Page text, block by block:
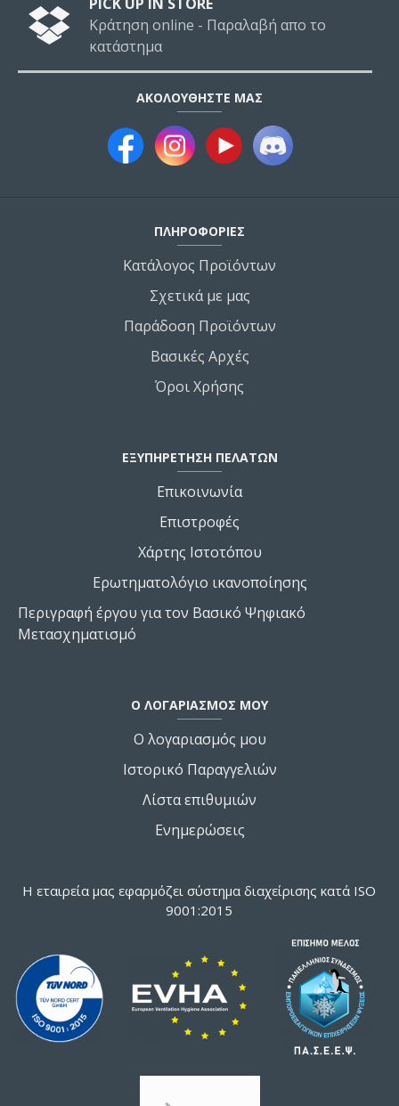
Κράτηση online - Παραλαβή απο το
κατάστημα
ΑΚΟΛΟΥΘΉΣΤΕ ΜΑΣ
ΠΛΗΡΟΦΟΡΙΕΣ
Κατάλογος Προϊόντων
Σχετικά με μας
Παράδοση Προϊόντων
Βασικές Αρχές
Όροι Χρήσης
ΕΞΥΠΗΡΕΤΗΣΗ ΠΕΛΑΤΩΝ
Επικοινωνία
Επιστροφές
Χάρτης Ιστοτόπου
Ερωτηματολόγιο ικανοποίησης
Περιγραφή έργου για τον Βασικό Ψηφιακό
Μετασχηματισμό
Ο ΛΟΓΑΡΙΑΣΜΌΣ ΜΟΥ
Ο λογαριασμός μου
Ιστορικό Παραγγελιών
Λίστα επιθυμιών
Ενημερώσεις
Η εταιρεία μας εφαρμόζει σύστημα διαχείρισης κατά ISO
9001:2015